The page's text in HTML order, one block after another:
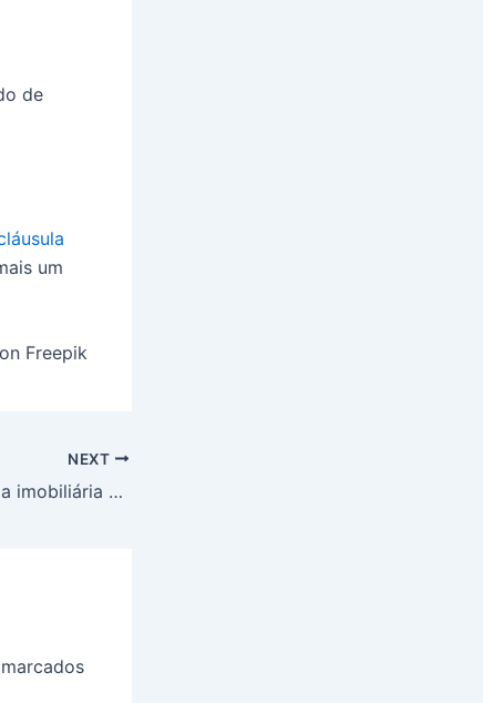
de
um
Freepik
NEXT
Responsabilidade da imobiliária por danos ao consumidor